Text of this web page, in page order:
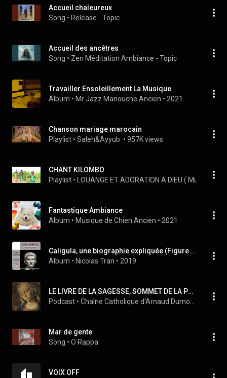
Accueil chaleureux
Song • Release - Topic
Accueil des ancêtres
Song • Zen Méditation Ambiance - Topic
Travailler Ensoleillement La Musique
Album • Mr Jazz Manouche Ancien • 2021
Chanson mariage marocain
Playlist • Saleh&Ayyub • 957K views
CHANT KILOMBO
Playlist • LOUANGE ET ADORATION A DIEU ( Musique
Fantastique Ambiance
Album • Musique de Chien Ancien • 2021
Caligula, une biographie expliquée (Figures de l'histoire sous la direction d'Olivier Coquard)
Album • Nicolas Tran • 2019
LE LIVRE DE LA SAGESSE, SOMMET DE LA PENSÉE DE L'ANCIEN TESTAMENT
Podcast •
Mar de gente
Song • O Rappa
VOIX OFF